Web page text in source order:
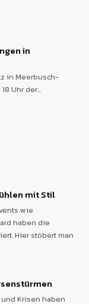
in
in Meerbusch-
Uhr der...
mit Stil
wie
haben die
Hier stöbert man
Krisen haben